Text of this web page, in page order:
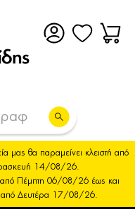
μας θα παραμείνει κλειστή από
14/08/26.
από Πέμπτη 06/08/26 έως και
από Δευτέρα 17/08/26.